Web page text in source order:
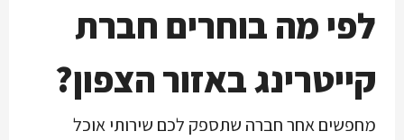
לפי מה בוחרים חברת
קייטרינג באזור הצפון?
מחפשים אחר חברה שתספק לכם שירותי אוכל